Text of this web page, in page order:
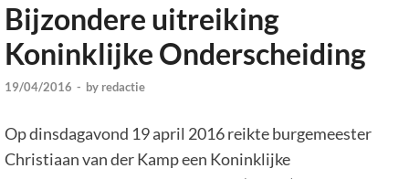
Bijzondere uitreiking
Koninklijke Onderscheiding
19/04/2016 - by redactie
Op dinsdagavond 19 april 2016 reikte burgemeester
Christiaan van der Kamp een Koninklijke